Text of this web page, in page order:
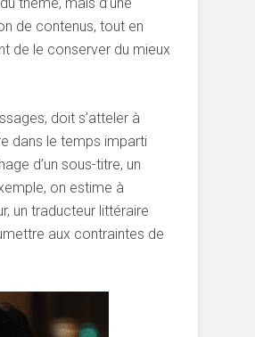
de contenus, tout en
de le conserver du mieux
doit s’atteler à
dans le temps imparti
d’un sous-titre, un
on estime à
un traducteur littéraire
aux contraintes de